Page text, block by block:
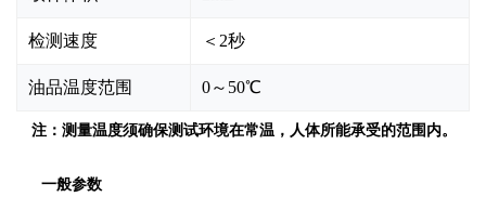
检测速度 ＜ 2秒
油品温度范围 0～50℃
注：测量温度须确保测试环境在常温，人体所能承受的范围内。
一般参数